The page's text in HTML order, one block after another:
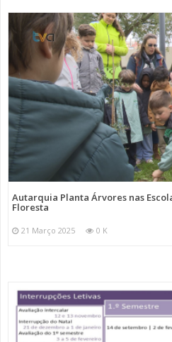
Autarquia Planta Árvores nas
Floresta
21 Março 2025 0 K